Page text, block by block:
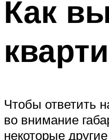
Как
Чтобы ответить
во внимание
некоторые